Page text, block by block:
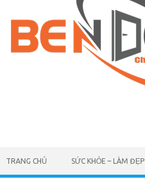
TRANG CHỦ SỨC KHỎE – LÀM ĐẸP